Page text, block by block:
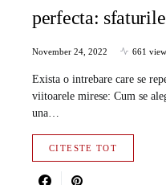
perfecta:
November 24, 2022 661
Exista o intrebare care se
viitoarele mirese: Cum se
una…
CITESTE TOT